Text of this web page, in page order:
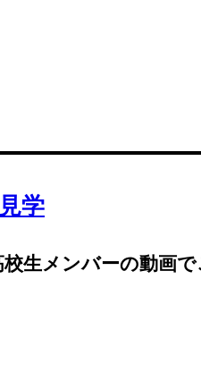
学
生メンバーの動画で